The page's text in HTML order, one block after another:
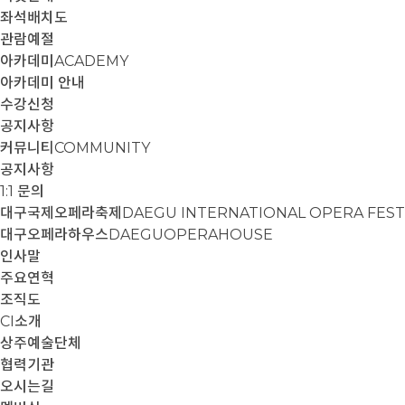
좌석배치도
관람예절
아카데미 ACADEMY
아카데미 안내
수강신청
공지사항
커뮤니티 COMMUNITY
공지사항
1:1 문의
대구국제오페라축제 DAEGU INTERNATIONAL OPERA
대구오페라하우스DAEGUOPERAHOUSE
인사말
주요연혁
조직도
CI소개
상주예술단체
협력기관
오시는길